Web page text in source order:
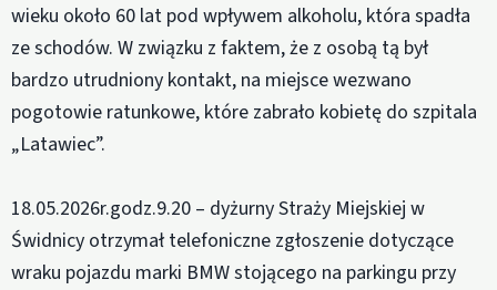
wieku około 60 lat pod wpływem alkoholu, która spadła
ze schodów. W związku z faktem, że z osobą tą był
bardzo utrudniony kontakt, na miejsce wezwano
pogotowie ratunkowe, które zabrało kobietę do szpitala
„Latawiec”.
18.05.2026r.godz.9.20 – dyżurny Straży Miejskiej w
Świdnicy otrzymał telefoniczne zgłoszenie dotyczące
wraku pojazdu marki BMW stojącego na parkingu przy